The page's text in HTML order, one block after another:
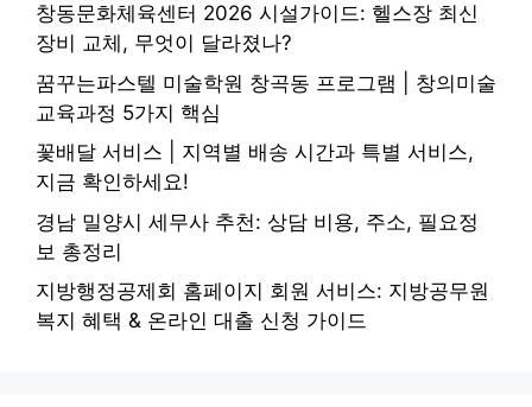
창동문화체육센터 2026 시설가이드: 헬스장 최신
장비 교체, 무엇이 달라졌나?
꿈꾸는파스텔 미술학원 창곡동 프로그램 | 창의미술
교육과정 5가지 핵심
꽃배달 서비스 | 지역별 배송 시간과 특별 서비스,
지금 확인하세요!
경남 밀양시 세무사 추천: 상담 비용, 주소, 필요정
보 총정리
지방행정공제회 홈페이지 회원 서비스: 지방공무원
복지 혜택 & 온라인 대출 신청 가이드